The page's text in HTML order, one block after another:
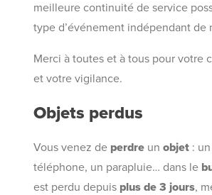
meilleure continuité de service
type d’événement indépendant de
Merci à toutes et à tous pour votre
et votre vigilance.
Objets perdus
Vous venez de perdre unobjet :
téléphone, un parapluie… dans le
est perdu depuis plus de 3 jours,